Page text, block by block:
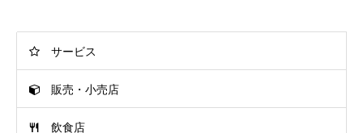
サービス
販売・小売店
飲食店